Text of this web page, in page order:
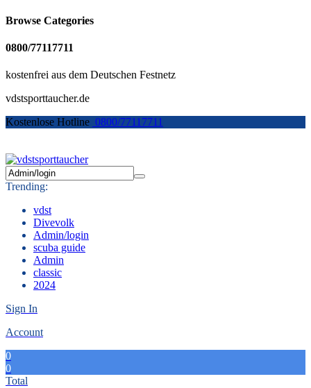
Browse Categories
0800/77117711
kostenfrei aus dem Deutschen Festnetz
vdstsporttaucher.de
Kostenlose Hotline 0800/77117711
Trending:
vdst
Divevolk
Admin/login
scuba guide
Admin
classic
2024
Sign In
Account
0
0
Total